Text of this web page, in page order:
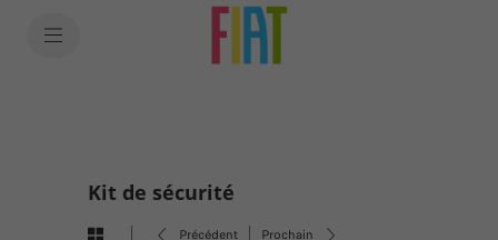
Kit de sécurité
Précédent Prochain